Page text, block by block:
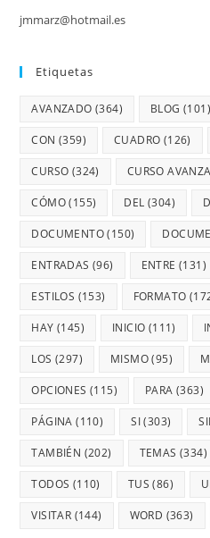
jmmarz@hotmail.es
Etiquetas
AVANZADO (364) BLOG (101)
CON (359) CUADRO (126)
CURSO (324) CURSO
CÓMO(155) DEL (304)
DOCUMENTO(150)
ENTRADAS (96) ENTRE (131)
ESTILOS (153) FORMATO
HAY (145) INICIO (111)
LOS (297) MISMO(95)
OPCIONES (115) PARA (363)
PÁGINA (110) SI(303)
TAMBIÉN (202) TEMAS (334)
TODOS (110) TUS (86)
VISITAR (144) WORD (363)